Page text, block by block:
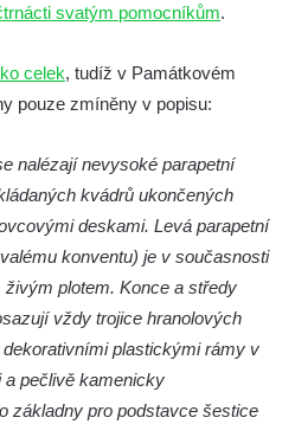
objezdu ve
Hluboká
Hluboká
ZOO Hluboká
ZOO Hluboká
ZOO Hluboká
Hluboká
Hluboká
svatým pomocníkům.
celek, tudíž v Památkovém
pouze zmíněny v popisu:
nalézají nevysoké parapetní
kvádrů ukončených
deskami. Levá parapetní
konventu) je v současnosti
plotem. Konce a středy
vždy trojice hranolových
plastickými rámy v
pečlivě kamenicky
základny pro podstavce šestice